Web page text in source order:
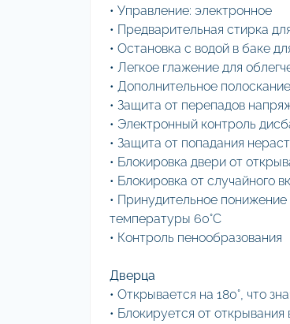
• Управление: электронное
• Предварительная стирка
• Остановка с водой в баке
• Легкое глажение для
• Дополнительное полоскание
• Защита от перепадов
• Электронный контроль
• Защита от попадания
• Блокировка двери от
• Блокировка от случайного
• Принудительное
температуры 60°С
• Контроль пенообразования
Дверца
• Открывается на 180°, что
• Блокируется от